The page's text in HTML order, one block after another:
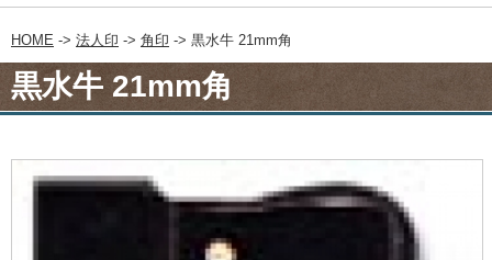
HOME -> 法人印 -> 角印 -> 黒水牛 21mm角
黒水牛 21mm角